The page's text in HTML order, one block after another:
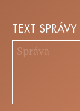
TEXT SPRÁVY